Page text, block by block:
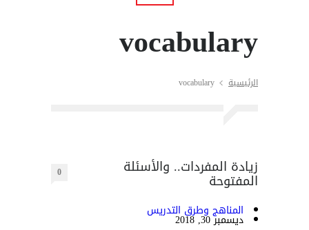
vocabulary
الرئيسية vocabulary
زيادة المفردات.. والأسئلة
المفتوحة 0
المناهج وطرق التدريس
ديسمبر 30, 2018